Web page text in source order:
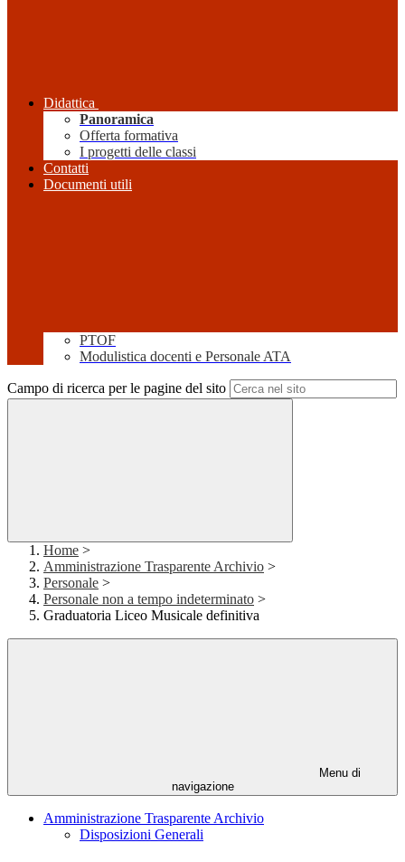
Didattica
Panoramica
Offerta formativa
I progetti delle classi
Contatti
Documenti utili
PTOF
Modulistica docenti e Personale ATA
Campo di ricerca per le pagine del sito
Home >
Amministrazione Trasparente Archivio >
Personale >
Personale non a tempo indeterminato >
Graduatoria Liceo Musicale definitiva
Menu di
navigazione
Amministrazione Trasparente Archivio
Disposizioni Generali